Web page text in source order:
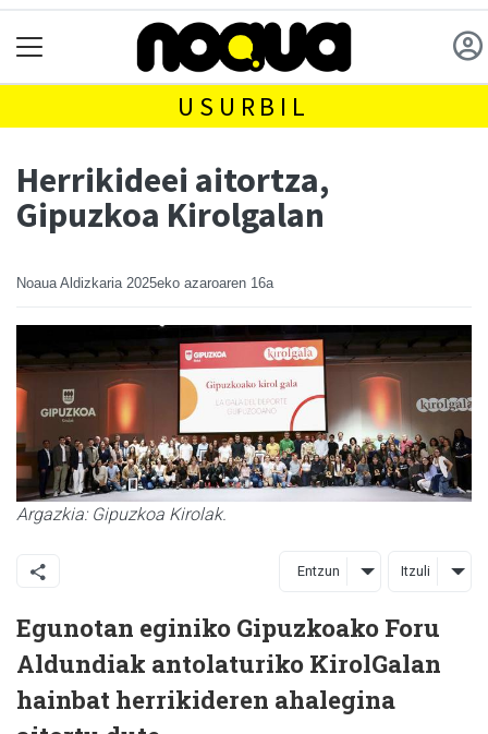
USURBIL
Herrikideei aitortza,
Gipuzkoa Kirolgalan
Noaua Aldizkaria 2025eko azaroaren 16a
Argazkia: Gipuzkoa Kirolak.
Entzun Itzuli
Egunotan eginiko Gipuzkoako Foru
Aldundiak antolaturiko KirolGalan
hainbat herrikideren ahalegina